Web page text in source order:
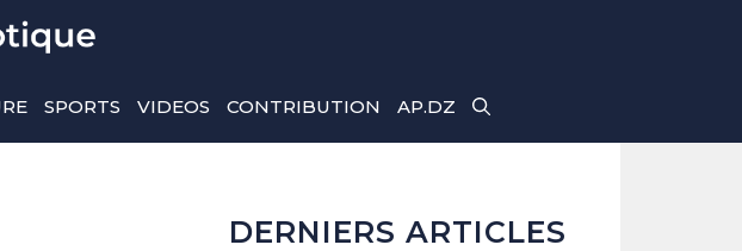
SPORTS VIDEOS CONTRIBUTION AP.DZ
DERNIERS ARTICLES